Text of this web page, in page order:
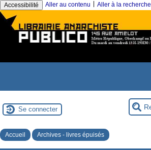
Accessibilité Aller au contenu Aller à la recherche
Se connecter
Accueil Archives - livres épuisés